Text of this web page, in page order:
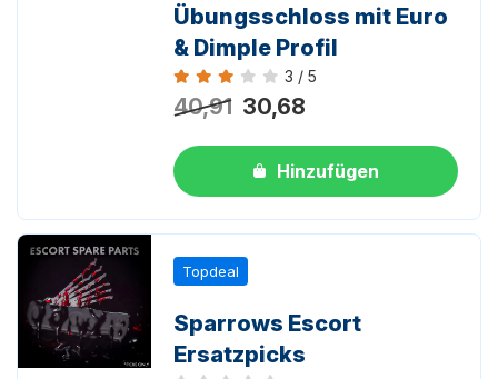
Übungsschloss mit Euro
& Dimple Profil
Bewertung 3 von 5
3 / 5
40,91 30,68
Hinzufügen
Topdeal
Sparrows Escort
Ersatzpicks